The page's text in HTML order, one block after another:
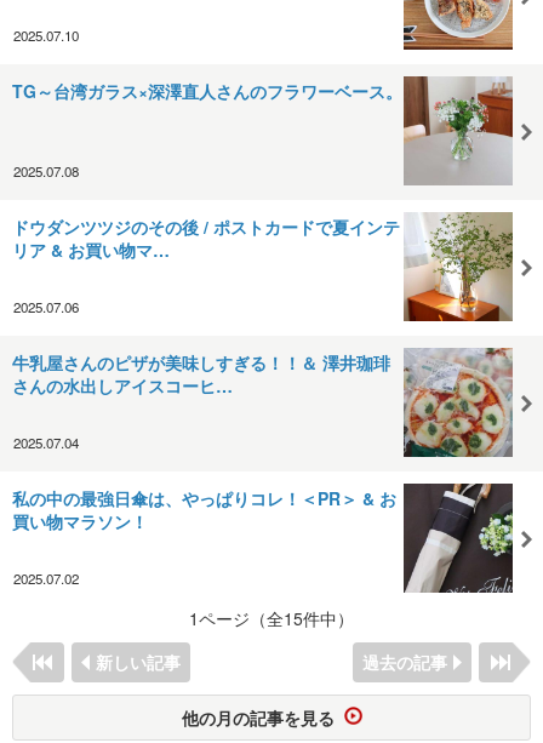
2025.07.10
TG～台湾ガラス×深澤直人さんのフラワーベース。
2025.07.08
ドウダンツツジのその後 / ポストカードで夏インテ
リア & お買い物マ…
2025.07.06
牛乳屋さんのピザが美味しすぎる！！＆ 澤井珈琲
さんの水出しアイスコーヒ…
2025.07.04
私の中の最強日傘は、やっぱりコレ！＜PR＞ & お
買い物マラソン！
2025.07.02
1ページ（全15件中）
新しい記事
過去の記事
他の月の記事を見る